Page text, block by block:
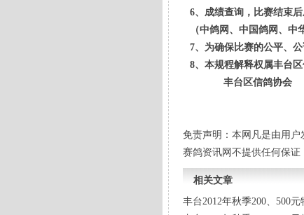
6、成绩查询，比赛结束
（中鸽网、中国鸽网、中
7、为确保比赛的公平、
8、本规程解释权属丰台区
丰台区信鸽协会
免责声明：本网凡是由用户
赛鸽资讯网不提供任何保证
相关文章
丰台2012年秋季200、500